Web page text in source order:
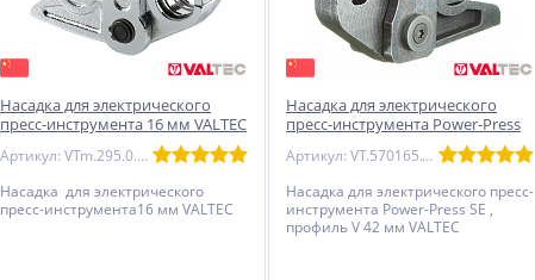
Насадка для электрического
пресс-инструмента 16 мм VALTEC
Артикул: VTm.295.0.16
Насадка для электрического
пресс-инструмента16 мм VALTEC
Насадка для электрического
пресс-инструмента Power-Press
SЕ , профиль V 42 мм VALTEC
Артикул: VT.570165.V.42
Насадка для электрического пресс-
инструмента Power-Press SЕ ,
профиль V 42 мм VALTEC